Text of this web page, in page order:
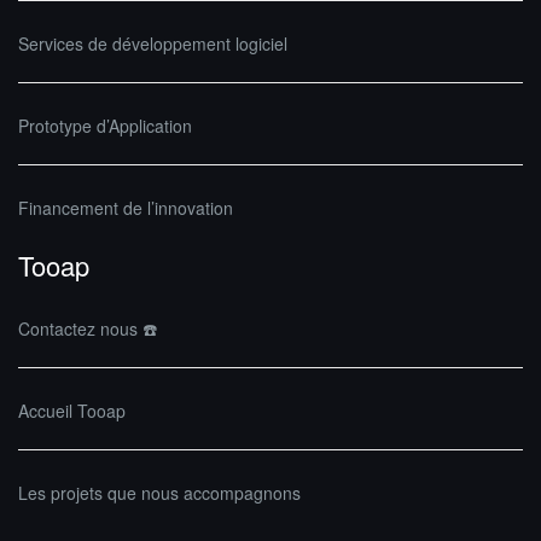
Services de développement logiciel
Prototype d’Application
Financement de l’innovation
Tooap
Contactez nous ☎️
Accueil Tooap
Les projets que nous accompagnons